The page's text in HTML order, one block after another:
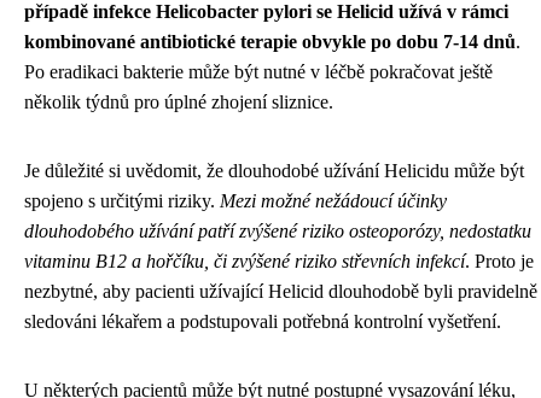
případě infekce Helicobacter pylori se Helicid užívá v rámci
kombinované antibiotické terapie obvykle po dobu 7-14 dnů.
Po eradikaci bakterie může být nutné v léčbě pokračovat ještě
několik týdnů pro úplné zhojení sliznice.
Je důležité si uvědomit, že dlouhodobé užívání Helicidu může být
spojeno s určitými riziky. Mezi možné nežádoucí účinky
dlouhodobého užívání patří zvýšené riziko osteoporózy, nedostatku
vitaminu B12 a hořčíku, či zvýšené riziko střevních infekcí. Proto je
nezbytné, aby pacienti užívající Helicid dlouhodobě byli pravidelně
sledováni lékařem a podstupovali potřebná kontrolní vyšetření.
U některých pacientů může být nutné postupné vysazování léku,